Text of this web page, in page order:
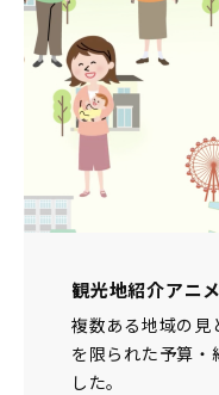
観光地紹介アニ
複数ある地域の見
を限られた予算・
した。